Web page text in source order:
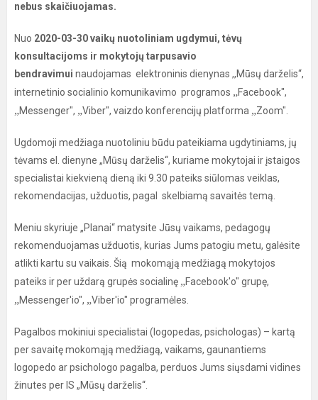
nebus skaičiuojamas.
Nuo 2020-03-30 vaikų nuotoliniam ugdymui, tėvų
konsultacijoms ir mokytojų tarpusavio
bendravimui naudojamas elektroninis dienynas ,,Mūsų darželis“,
internetinio socialinio komunikavimo programos „Facebook",
„Messenger", „Viber", vaizdo konferencijų platforma „Zoom".
Ugdomoji medžiaga nuotoliniu būdu pateikiama ugdytiniams, jų
tėvams el. dienyne „Mūsų darželis“, kuriame mokytojai ir įstaigos
specialistai kiekvieną dieną iki 9.30 pateiks siūlomas veiklas,
rekomendacijas, užduotis, pagal skelbiamą savaitės temą.
Meniu skyriuje „Planai“ matysite Jūsų vaikams, pedagogų
rekomenduojamas užduotis, kurias Jums patogiu metu, galėsite
atlikti kartu su vaikais. Šią mokomąją medžiagą mokytojos
pateiks ir per uždarą grupės socialinę „Facebook'o" grupę,
„Messenger'io", „Viber'io" programėles.
Pagalbos mokiniui specialistai (logopedas, psichologas) – kartą
per savaitę mokomąją medžiagą, vaikams, gaunantiems
logopedo ar psichologo pagalba, perduos Jums siųsdami vidines
žinutes per IS „Mūsų darželis“.